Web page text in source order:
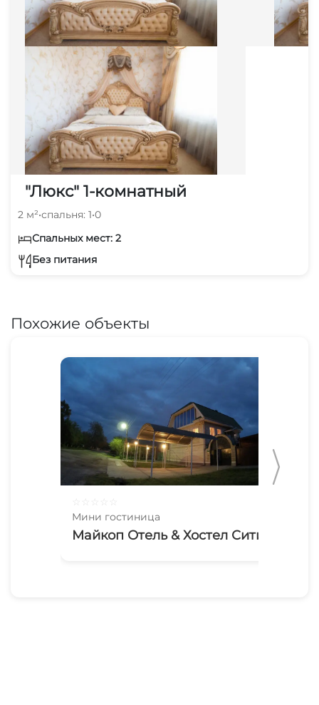
"Люкс" 1-комнатный
2 м²•спальня: 1•0
Спальных мест: 2
Без питания
Похожие объекты
Мини гостиница
Майкоп Отель & Хостел Сити